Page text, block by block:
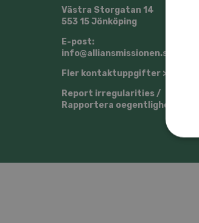
Västra Storgatan 14
553 15 Jönköping
E-post:
info@alliansmissionen.se
Fler kontaktuppgifter >
Report irregularities /
Rapportera oegentligheter >